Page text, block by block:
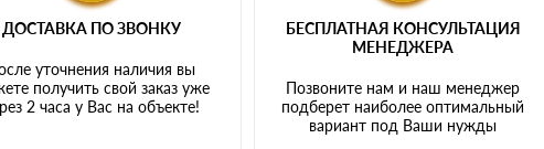
ДОСТАВКА ПО ЗВОНКУ
уточнения наличия вы
получить свой заказ уже
2 часа у Вас на объекте!
БЕСПЛАТНАЯ КОНСУЛЬТАЦИЯ
МЕНЕДЖЕРА
Позвоните нам и наш менеджер
подберет наиболее оптимальный
вариант под Ваши нужды